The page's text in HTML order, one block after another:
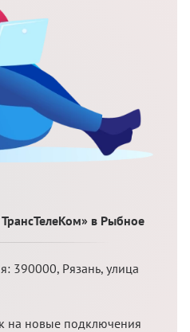
в Рыбное
390000, Рязань, улица
на новые подключения